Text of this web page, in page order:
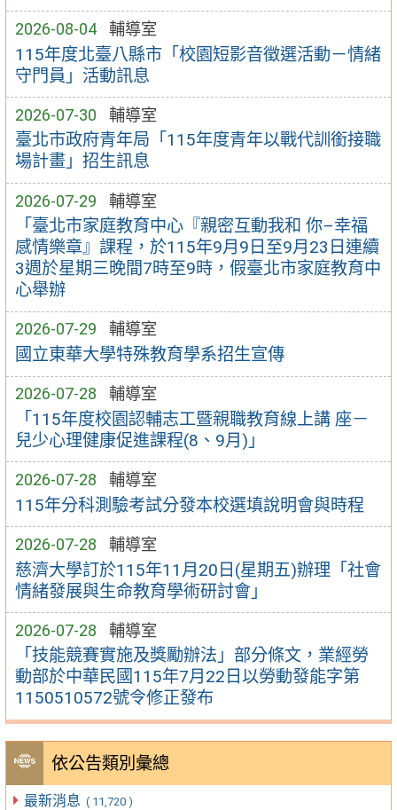
2026-08-04 輔導室
115年度北臺八縣市「校園短影音徵選活動－情緒
守門員」活動訊息
2026-07-30 輔導室
臺北市政府青年局「115年度青年以戰代訓銜接職
場計畫」招生訊息
2026-07-29 輔導室
「臺北市家庭教育中心『親密互動我和 你–幸福
感情樂章』課程，於115年9月9日至9月23日連續
3週於星期三晚間7時至9時，假臺北市家庭教育中
心舉辦
2026-07-29 輔導室
國立東華大學特殊教育學系招生宣傳
2026-07-28 輔導室
「115年度校園認輔志工暨親職教育線上講 座－
兒少心理健康促進課程(8、9月)」
2026-07-28 輔導室
115年分科測驗考試分發本校選填說明會與時程
2026-07-28 輔導室
慈濟大學訂於115年11月20日(星期五)辦理「社會
情緒發展與生命教育學術研討會」
2026-07-28 輔導室
「技能競賽實施及獎勵辦法」部分條文，業經勞
動部於中華民國115年7月22日以勞動發能字第
1150510572號令修正發布
依公告類別彙總
最新消息 ( 11,720 )